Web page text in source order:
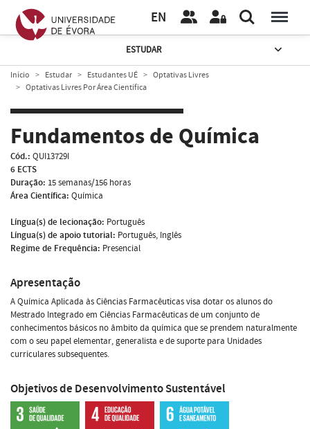
EN
ESTUDAR
Início Estudar Estudantes UÉ
Optativas Livres
Optativas Livres Por Área Científica
Fundamentos de Química
Cód.: QUI13729I
6 ECTS
Duração: 15 semanas/156 horas
Área Científica: Química
Língua(s) de lecionação: Português
Língua(s) de apoio tutorial: Português, Inglês
Regime de Frequência: Presencial
Apresentação
A Química Aplicada às Ciências Farmacêuticas visa dotar os alunos do
Mestrado Integrado em Ciências Farmacêuticas de um conjunto de
conhecimentos básicos no âmbito da química que se prendem naturalmente
com o seu papel elementar, generalista e de suporte para Unidades
curriculares subsequentes.
Objetivos de Desenvolvimento Sustentável